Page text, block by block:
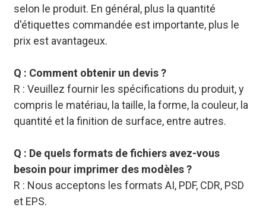
selon le produit. En général, plus la quantité
d'étiquettes commandée est importante, plus le
prix est avantageux.
Q : Comment obtenir un devis ?
R : Veuillez fournir les spécifications du produit, y
compris le matériau, la taille, la forme, la couleur, la
quantité et la finition de surface, entre autres.
Q : De quels formats de fichiers avez-vous
besoin pour imprimer des modèles ?
R : Nous acceptons les formats AI, PDF, CDR, PSD
et EPS.